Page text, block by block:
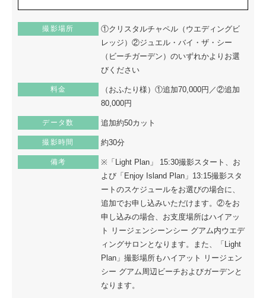
撮影場所
①クリスタルチャペル（ウエディングビ
レッジ）②ジュエル・バイ・ザ・シー
（ビーチガーデン）のいずれかよりお選
びください
料金
（おふたり様）①追加70,000円／②追加
80,000円
データ数 追加約50カット
撮影時間 約30分
備考
※「Light Plan」 15:30撮影スタート、お
よび「Enjoy Island Plan」13:15撮影スタ
ートのスケジュールをお選びの場合に、
追加でお申し込みいただけます。②をお
申し込みの場合、お支度場所はハイアッ
ト リージェンシーンシー グアム内ウエデ
ィングサロンとなります。また、「Light
Plan」撮影場所もハイアット リージェン
シー グアム周辺ビーチおよびガーデンと
なります。